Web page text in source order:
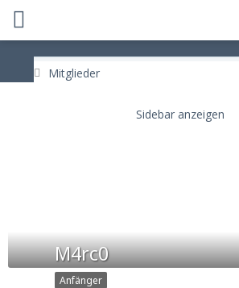
Mitglieder
M4rc0
Anfänger